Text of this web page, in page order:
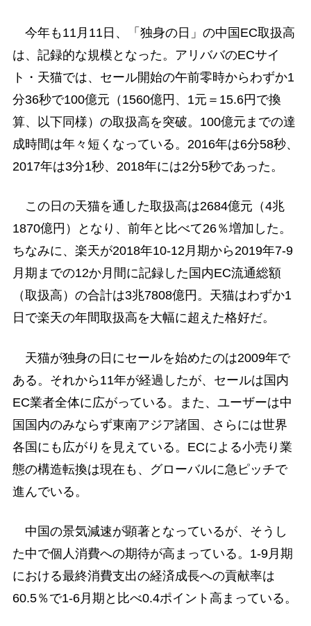
今年も11月11日、「独身の日」の中国EC取扱高
は、記録的な規模となった。アリババのECサイ
ト・天猫では、セール開始の午前零時からわずか1
分36秒で100億元（1560億円、1元＝15.6円で換
算、以下同様）の取扱高を突破。100億元までの達
成時間は年々短くなっている。2016年は6分58秒、
2017年は3分1秒、2018年には2分5秒であった。
この日の天猫を通した取扱高は2684億元（4兆
1870億円）となり、前年と比べて26％増加した。
ちなみに、楽天が2018年10-12月期から2019年7-9
月期までの12か月間に記録した国内EC流通総額
（取扱高）の合計は3兆7808億円。天猫はわずか1
日で楽天の年間取扱高を大幅に超えた格好だ。
天猫が独身の日にセールを始めたのは2009年で
ある。それから11年が経過したが、セールは国内
EC業者全体に広がっている。また、ユーザーは中
国国内のみならず東南アジア諸国、さらには世界
各国にも広がりを見えている。ECによる小売り業
態の構造転換は現在も、グローバルに急ピッチで
進んでいる。
中国の景気減速が顕著となっているが、そうし
た中で個人消費への期待が高まっている。1-9月期
における最終消費支出の経済成長への貢献率は
60.5％で1-6月期と比べ0.4ポイント高まっている。